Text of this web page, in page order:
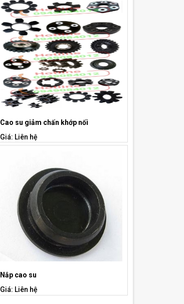
Cao su giảm chấn khớp nối
Giá: Liên hệ
Nắp cao su
Giá: Liên hệ